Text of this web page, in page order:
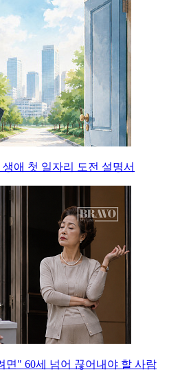
생애 첫 일자리 도전 설명서
면" 60세 넘어 끊어내야 할 사람